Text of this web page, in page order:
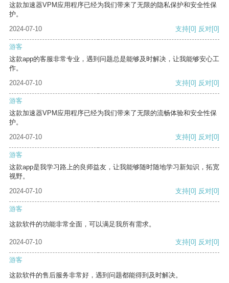
这款加速器VPM应用程序已经为我们带来了无限的隐私保护和安全性保
护。
2024-07-10
支持[0] 反对[0]
游客
这款app的客服非常专业，遇到问题总是能够及时解决，让我能够安心工
作。
2024-07-10
支持[0] 反对[0]
游客
这款加速器VPM应用程序已经为我们带来了无限的流畅体验和安全性保
护。
2024-07-10
支持[0] 反对[0]
游客
这款app是我学习路上的良师益友，让我能够随时随地学习新知识，拓宽
视野。
2024-07-10
支持[0] 反对[0]
游客
这款软件的功能非常全面，可以满足我所有需求。
2024-07-10 支持[0] 反对[0]
游客
这款软件的售后服务非常好，遇到问题都能得到及时解决。